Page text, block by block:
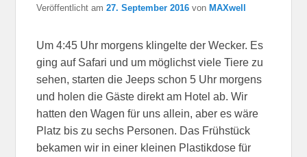
Veröffentlicht am27. September 2016 von MAXwell
Um 4:45 Uhr morgens klingelte der Wecker. Es
ging auf Safari und um möglichst viele Tiere zu
sehen, starten die Jeeps schon 5 Uhr morgens
und holen die Gäste direkt am Hotel ab. Wir
hatten den Wagen für uns allein, aber es wäre
Platz bis zu sechs Personen. Das Frühstück
bekamen wir in einer kleinen Plastikdose für